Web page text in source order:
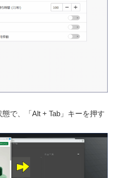
で、「Alt + Tab」キーを押す